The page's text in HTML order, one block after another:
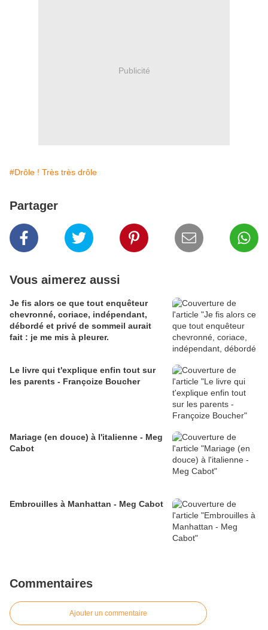
Publicité
#Drôle ! Très très drôle
Partager
Vous aimerez aussi
Je fis alors ce que tout enquêteur
chevronné, coriace, indépendant,
débordé et privé de sommeil aurait
fait : je me mis à pleurer.
Le livre qui t'explique enfin tout sur
les parents - Françoize Boucher
Mariage (en douce) à l'italienne - Meg
Cabot
Embrouilles à Manhattan - Meg Cabot
Commentaires
Ajouter un commentaire